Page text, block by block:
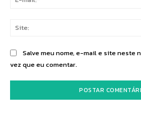
Salve meu nome, e-mail e site neste
vez que eu comentar.